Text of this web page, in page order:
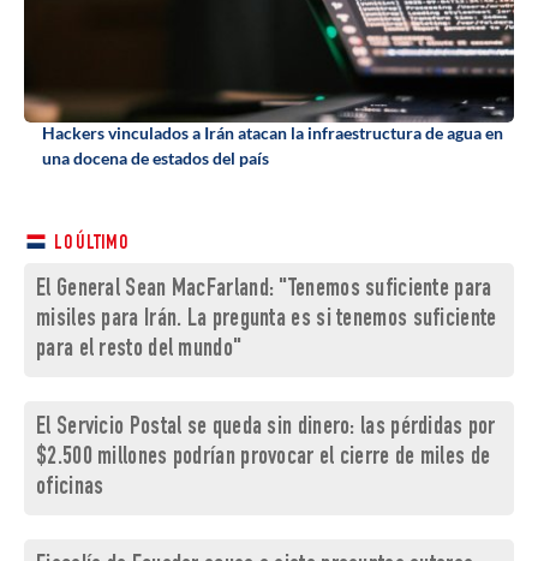
Hackers vinculados a Irán atacan la infraestructura de agua en
una docena de estados del país
LO ÚLTIMO
El General Sean MacFarland: "Tenemos suficiente para
misiles para Irán. La pregunta es si tenemos suficiente
para el resto del mundo"
El Servicio Postal se queda sin dinero: las pérdidas por
$2.500 millones podrían provocar el cierre de miles de
oficinas